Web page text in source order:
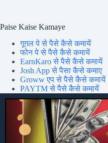
Paise Kaise Kamaye
गूगल पे से पैसे कैसे कमायें
फोन पे से पैसे कैसे कमायें
EarnKaro से पैसे कैसे कमायें
Josh App से पैसा कैसे कमाए
Groww एप से पैसे कैसे कमायें
PAYTM से पैसे कैसे कमायें